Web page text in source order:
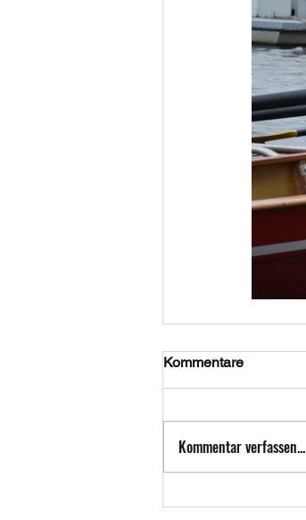
Kommentare
Kommentar verfassen...